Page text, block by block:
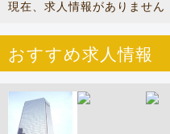
現在、求人情報がありません
おすすめ求人情報